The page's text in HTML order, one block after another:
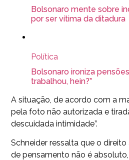
Bolsonaro mente sobre
por ser vítima da ditadura
Política
Bolsonaro ironiza
trabalhou, hein?”
A situação, de acordo com a
pela foto não autorizada e
descuidada intimidade”.
Schneider ressalta que o
de pensamento não é